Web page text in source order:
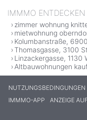
IMMMO ENTDECKEN
zimmer wohnung
mietwohnung
Kolumbanstraße,
Thomasgasse, 3100
Linzackergasse, 1130
Altbauwohnungen
NUTZUNGSBEDINGUNGEN
IMMMO-APP
ANZEIGE